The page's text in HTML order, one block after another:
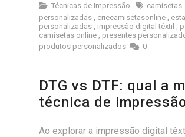
Técnicas de Impressão
camisetas
personalizadas
criecamisetasonline
personalizadas
impressão digital têxtil
camisetas online
presentes
produtos personalizados
0
DTG vs DTF: qual a
técnica de
Ao explorar a impressão digital